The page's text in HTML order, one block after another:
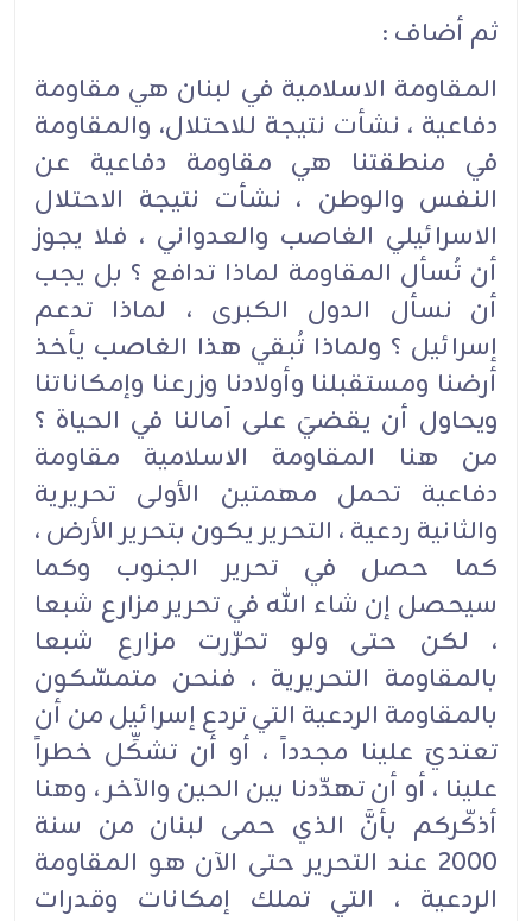
ثم أضاف :‏
المقاومة الاسلامية في لبنان هي مقاومة
دفاعية ، نشأت نتيجة للاحتلال، والمقاومة
في منطقتنا هي مقاومة دفاعية عن
النفس والوطن ، نشأت نتيجة الاحتلال
الاسرائيلي الغاصب والعدواني ، فلا يجوز
أن تُسأل المقاومة لماذا تدافع ؟ بل يجب
أن نسأل الدول الكبرى ، لماذا تدعم
إسرائيل ؟ ولماذا تُبقي هذا الغاصب يأخذ
أرضنا ومستقبلنا وأولادنا وزرعنا وإمكاناتنا
ويحاول أن يقضيَ على آمالنا في الحياة ؟
من هنا المقاومة الاسلامية مقاومة
دفاعية تحمل مهمتين الأولى تحريرية
والثانية ردعية ، التحرير يكون بتحرير الأرض ،
كما حصل في تحرير الجنوب وكما
سيحصل إن شاء الله في تحرير مزارع شبعا
، لكن حتى ولو تحرّرت مزارع شبعا
بالمقاومة التحريرية ، فنحن متمسّكون
بالمقاومة الردعية التي تردع إسرائيل من أن
تعتديَ علينا مجدداً ، أو أن تشكِّل خطراً
علينا ، أو أن تهدّدنا بين الحين والآخر ، وهنا
أذكّركم بأنَّ الذي حمى لبنان من سنة
2000 عند التحرير حتى الآن هو المقاومة
الردعية ، التي تملك إمكانات وقدرات